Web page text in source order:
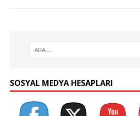
SOSYAL MEDYA HESAPLARI